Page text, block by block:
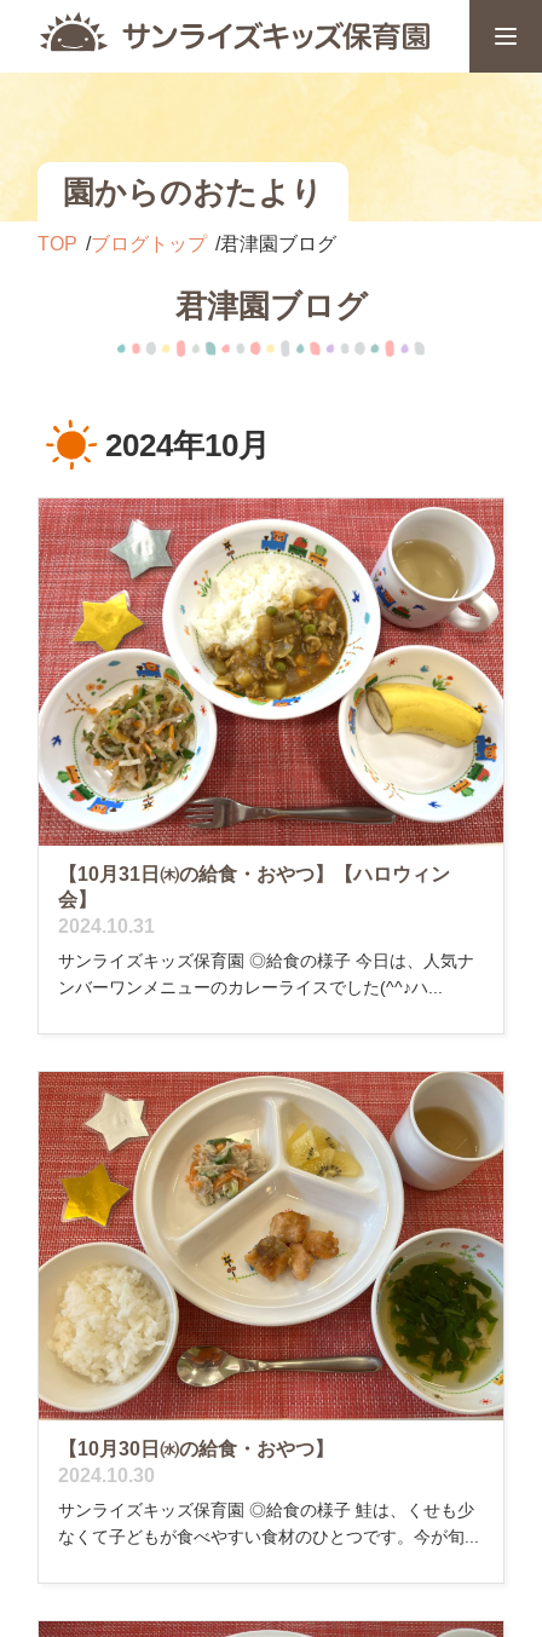
園からのおたより
TOP ブログトップ 君津園ブログ
君津園ブログ
2024年10月
【10月31日㈭の給食・おやつ】【ハロウィン
会】
2024.10.31
サンライズキッズ保育園 ◎給食の様子 今日は、人気ナ
ンバーワンメニューのカレーライスでした(^^♪ハ...
【10月30日㈬の給食・おやつ】
2024.10.30
サンライズキッズ保育園 ◎給食の様子 鮭は、くせも少
なくて子どもが食べやすい食材のひとつです。今が旬...